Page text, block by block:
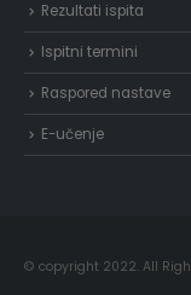
Rezultati ispita
Ispitni termini
Raspored nastave
E-učenje
© copyright 2022. All